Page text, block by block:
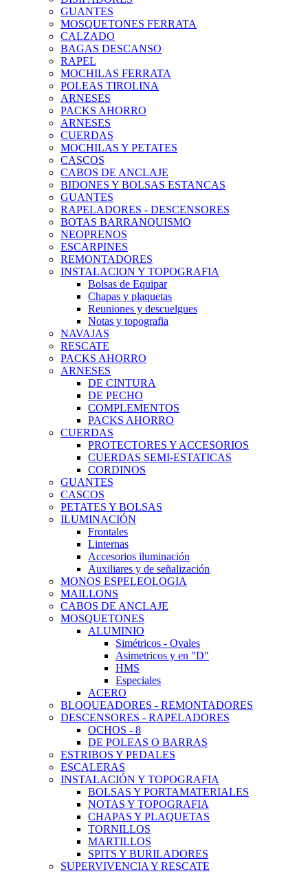
GUANTES
MOSQUETONES FERRATA
CALZADO
BAGAS DESCANSO
RAPEL
MOCHILAS FERRATA
POLEAS TIROLINA
ARNESES
PACKS AHORRO
ARNESES
CUERDAS
MOCHILAS Y PETATES
CASCOS
CABOS DE ANCLAJE
BIDONES Y BOLSAS ESTANCAS
GUANTES
RAPELADORES - DESCENSORES
BOTAS BARRANQUISMO
NEOPRENOS
ESCARPINES
REMONTADORES
INSTALACION Y TOPOGRAFIA
Bolsas de Equipar
Chapas y plaquetas
Reuniones y descuelgues
Notas y topografia
NAVAJAS
RESCATE
PACKS AHORRO
ARNESES
DE CINTURA
DE PECHO
COMPLEMENTOS
PACKS AHORRO
CUERDAS
PROTECTORES Y ACCESORIOS
CUERDAS SEMI-ESTATICAS
CORDINOS
GUANTES
CASCOS
PETATES Y BOLSAS
ILUMINACIÓN
Frontales
Linternas
Accesorios iluminación
Auxiliares y de señalización
MONOS ESPELEOLOGIA
MAILLONS
CABOS DE ANCLAJE
MOSQUETONES
ALUMINIO
Simétricos - Ovales
Asimetricos y en "D"
HMS
Especiales
ACERO
BLOQUEADORES - REMONTADORES
DESCENSORES - RAPELADORES
OCHOS - 8
DE POLEAS O BARRAS
ESTRIBOS Y PEDALES
ESCALERAS
INSTALACIÓN Y TOPOGRAFIA
BOLSAS Y PORTAMATERIALES
NOTAS Y TOPOGRAFIA
CHAPAS Y PLAQUETAS
TORNILLOS
MARTILLOS
SPITS Y BURILADORES
SUPERVIVENCIA Y RESCATE